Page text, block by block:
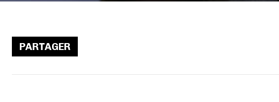
PARTAGER